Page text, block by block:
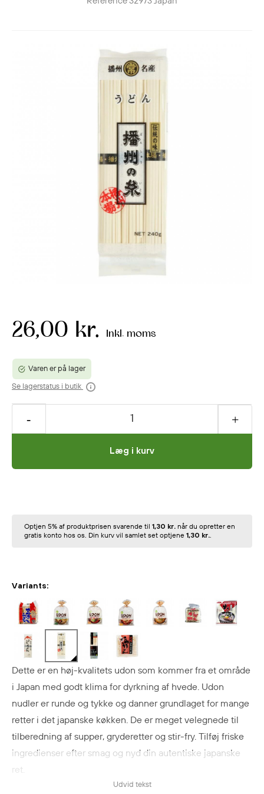
Optjen 5% af produktprisen svarende til 1,30 kr. når du opretter en
gratis konto hos os. Din kurv vil samlet set optjene 1,30 kr..
Variants:
Dette er en høj-kvalitets udon som kommer fra et område
i Japan med godt klima for dyrkning af hvede. Udon
nudler er runde og tykke og danner grundlaget for mange
retter i det japanske køkken. De er meget velegnede til
tilberedning af supper, gryderetter og stir-fry. Tilføj friske
ingredienser efter smag og nyd din autentiske japanske
ret.
Udvid tekst
26,00 kr. Inkl. moms
Varen er på lager
Se lagerstatus i butik
Læg i kurv